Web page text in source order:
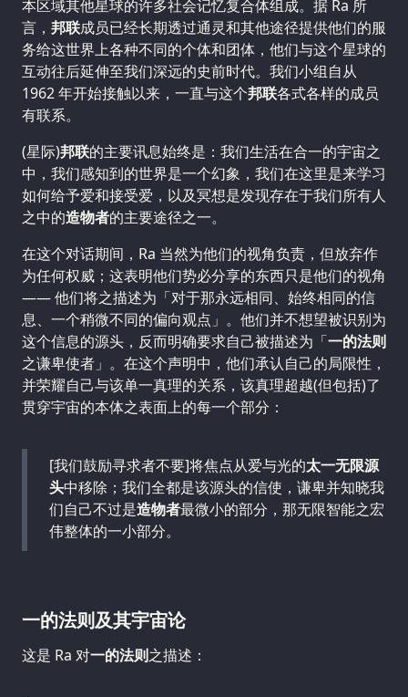
本区域其他星球的许多社会记忆复合体组成。据 Ra 所
言， 邦联成员已经长期透过通灵和其他途径提供他们的服
务给这世界上各种不同的个体和团体，他们与这个星球的
互动往后延伸至我们深远的史前时代。我们小组自从
1962 年开始接触以来，一直与这个邦联各式各样的成员
有联系。
(星际)邦联的主要讯息始终是：我们生活在合一的宇宙之
中，我们感知到的世界是一个幻象，我们在这里是来学习
如何给予爱和接受爱，以及冥想是发现存在于我们所有人
之中的造物者的主要途径之一。
在这个对话期间，Ra 当然为他们的视角负责，但放弃作
为任何权威；这表明他们势必分享的东西只是他们的视角
—— 他们将之描述为「对于那永远相同、始终相同的信
息、一个稍微不同的偏向观点」。他们并不想望被识别为
这个信息的源头，反而明确要求自己被描述为「一的法则
之谦卑使者」。在这个声明中，他们承认自己的局限性，
并荣耀自己与该单一真理的关系，该真理超越(但包括)了
贯穿宇宙的本体之表面上的每一个部分：
[我们鼓励寻求者不要]将焦点从爱与光的太一无限源
头中移除；我们全都是该源头的信使，谦卑并知晓我
们自己不过是造物者最微小的部分，那无限智能之宏
伟整体的一小部分。
一的法则及其宇宙论
这是 Ra 对一的法则之描述：